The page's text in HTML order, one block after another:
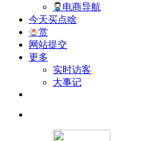
电商导航
今天买点啥
赏
网站提交
更多
实时访客
大事记